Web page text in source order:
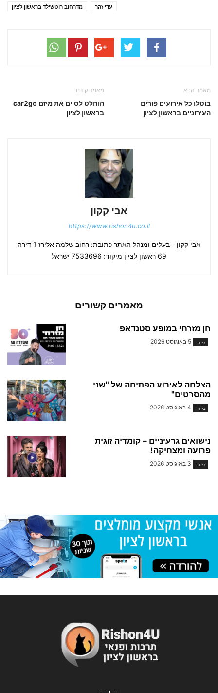
מדרחוב רוטשילד בראשון לציון
עדי זהר
מאמר קודם
הוחלט לסיים את מיזם car2go
בראשון לציון
מאמר הבא
בוטלו כל אירועים פורים
העירוניים בראשון לציון
אבי קקון
https://www.rishon4u.co.il
אבי קקון - בעלים ומנהל האתר כתובת: רחוב שלמה אלירז 1 דירה
69 ראשון לציון מיקוד: 7533696 ישראל
מאמרים קשורים
חן מזרחי במופע סטנדאפ
בידור 5 באוגוסט 2026
הצלחה לאירוע הפתיחה של "שני
מהסרטים"
בידור 4 באוגוסט 2026
נישואים גרעיניים – קומדיה זוגית
פרועה ומצחיקה!
בידור 3 באוגוסט 2026